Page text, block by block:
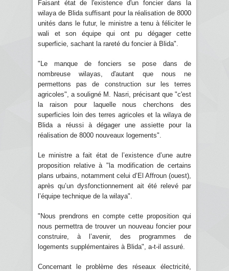
Faisant état de l'existence d'un foncier dans la
wilaya de Blida suffisant pour la réalisation de 8000
unités dans le futur, le ministre a tenu à féliciter le
wali et son équipe qui ont pu dégager cette
superficie, sachant la rareté du foncier à Blida".
"Le manque de fonciers se pose dans de
nombreuse wilayas, d'autant que nous ne
permettons pas de construction sur les terres
agricoles", a souligné M. Nasri, précisant que "c'est
la raison pour laquelle nous cherchons des
superficies loin des terres agricoles et la wilaya de
Blida a réussi à dégager une assiette pour la
réalisation de 8000 nouveaux logements".
Le ministre a fait état de l’existence d’une autre
proposition relative à "la modification de certains
plans urbains, notamment celui d’El Affroun (ouest),
après qu’un dysfonctionnement ait été relevé par
l’équipe technique de la wilaya".
"Nous prendrons en compte cette proposition qui
nous permettra de trouver un nouveau foncier pour
construire, à l’avenir, des programmes de
logements supplémentaires à Blida", a-t-il assuré.
Concernant le problème des réseaux électricité,